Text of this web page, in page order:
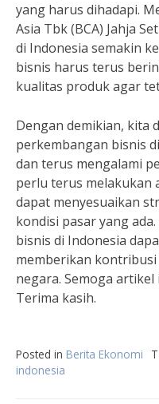
yang harus dihadapi.
Asia Tbk (BCA) Jahja
di Indonesia semakin
bisnis harus terus
kualitas produk agar
Dengan demikian, kita
perkembangan bisnis
dan terus mengalami
perlu terus melakukan
dapat menyesuaikan
kondisi pasar yang
bisnis di Indonesia
memberikan
negara. Semoga
Terima kasih.
Posted in Berita Ekonomi
indonesia